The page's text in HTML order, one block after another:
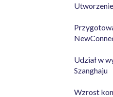
Udział w
Szanghaju
Wzrost